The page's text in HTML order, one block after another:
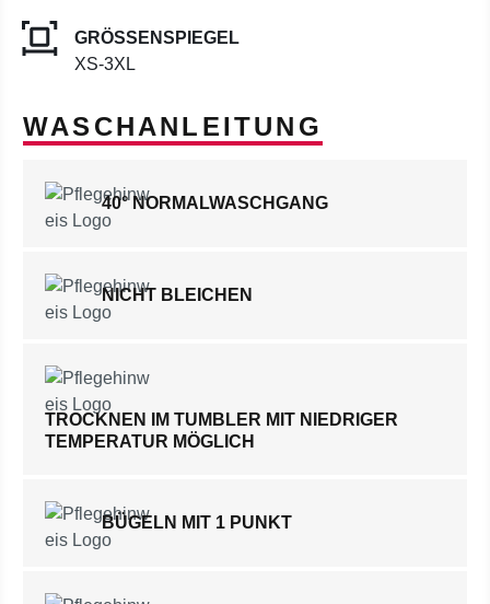
GRÖSSENSPIEGEL
XS-3XL
WASCHANLEITUNG
40° NORMALWASCHGANG
NICHT BLEICHEN
TROCKNEN IM TUMBLER MIT NIEDRIGER
TEMPERATUR MÖGLICH
BÜGELN MIT 1 PUNKT